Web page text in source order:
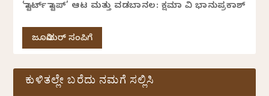
‘ಸ್ಟಾರ್ಟ್ ಸ್ಟಾಪ್’ ಆಟ ಮತ್ತು ವಡಬಾನಲ: ಕ್ಷಮಾ ವಿ ಭಾನುಪ್ರಕಾಶ್
ಜೂನಿಯರ್ ಸಂಪಿಗೆ
ಕುಳಿತಲ್ಲೇ ಬರೆದು ನಮಗೆ ಸಲ್ಲಿಸಿ